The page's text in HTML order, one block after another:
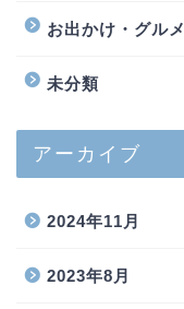
お出かけ・グルメ
未分類
アーカイブ
2024年11月
2023年8月